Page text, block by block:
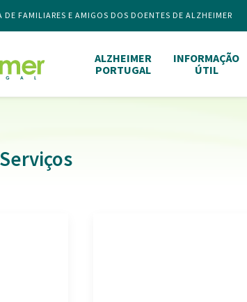
DE FAMILIARES E AMIGOS DOS DOENTES DE ALZHEIMER
ALZHEIMER
PORTUGAL
INFORMAÇÃO
ÚTIL